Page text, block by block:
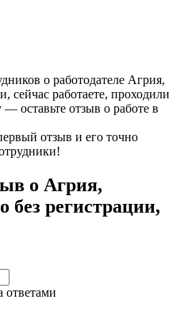
о работодателе Агрия,
сейчас работаете, проходили
оставьте отзыв о работе в
отзыв и его точно
о Агрия,
без регистрации,
ответами